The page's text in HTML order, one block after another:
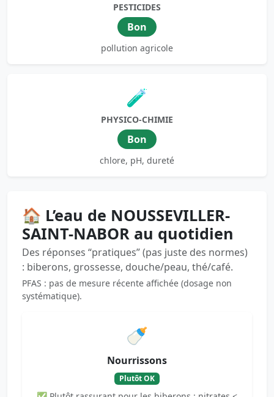
PESTICIDES
Bon
pollution agricole
🧪
PHYSICO-CHIMIE
Bon
chlore, pH, dureté
🏠 L’eau de NOUSSEVILLER-
SAINT-NABOR au quotidien
Des réponses “pratiques” (pas juste des normes)
: biberons, grossesse, douche/peau, thé/café.
PFAS : pas de mesure récente affichée (dosage non
systématique).
🍼
Nourrissons
Plutôt OK